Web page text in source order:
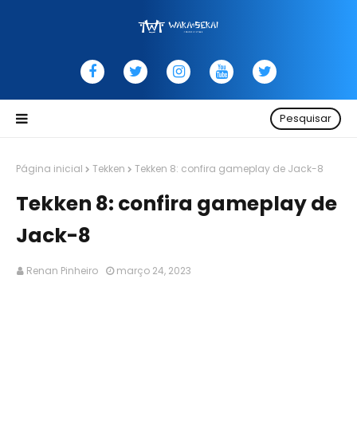
Pesquisar
Página inicial Tekken Tekken 8: confira gameplay de Jack-8
Tekken 8: confira gameplay de
Jack-8
Renan Pinheiro março 24, 2023